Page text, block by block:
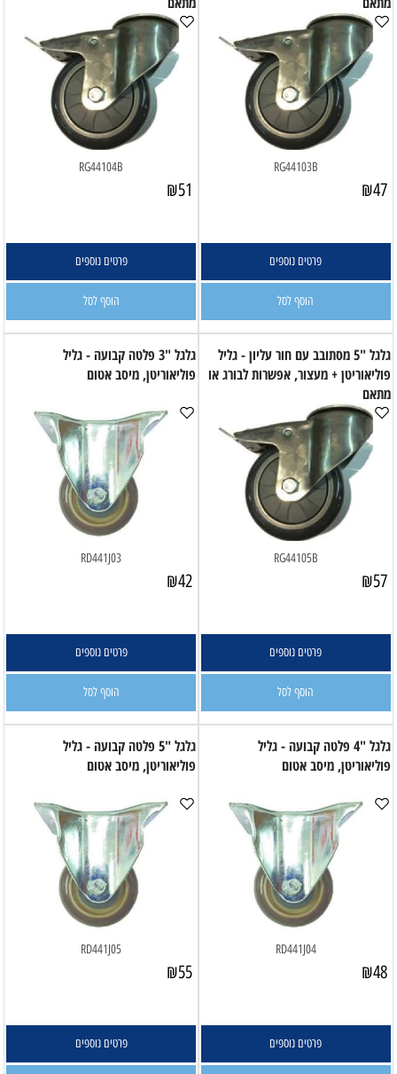
RG44103B
₪47
פרטים נוספים
הוסף לסל
RG44104B
₪51
פרטים נוספים
הוסף לסל
גלגל "5 מסתובב עם חור עליון - גליל
פוליאוריטן + מעצור, אפשרות לבורג או
מתאם
RG44105B
₪57
פרטים נוספים
הוסף לסל
גלגל "3 פלטה קבועה - גליל
פוליאוריטן, מיסב אטום
RD441J03
₪42
פרטים נוספים
הוסף לסל
גלגל "4 פלטה קבועה - גליל
פוליאוריטן, מיסב אטום
RD441J04
₪48
פרטים נוספים
גלגל "5 פלטה קבועה - גליל
פוליאוריטן, מיסב אטום
RD441J05
₪55
פרטים נוספים